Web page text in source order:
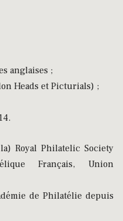
anglaises ;
Heads et Picturials) ;
Royal Philatelic Society
Français, Union
de Philatélie depuis